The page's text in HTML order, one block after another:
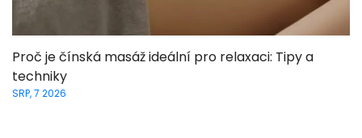
Proč je čínská masáž ideální pro relaxaci: Tipy a
techniky
SRP, 7 2026